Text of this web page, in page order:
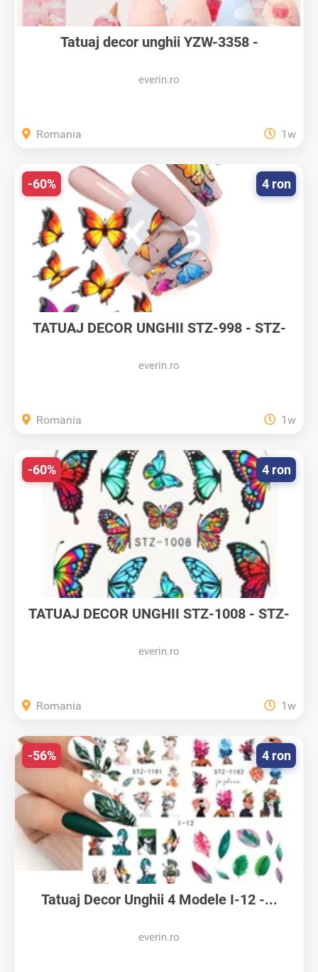
Tatuaj decor unghii YZW-3358 -
everin.ro
Romania 1w
TATUAJ DECOR UNGHII STZ-998 - STZ-
everin.ro
4 ron
-60%
Romania 1w
TATUAJ DECOR UNGHII STZ-1008 - STZ-
everin.ro
4 ron
-60%
Romania 1w
Tatuaj Decor Unghii 4 Modele I-12 -...
everin.ro
4 ron
-56%